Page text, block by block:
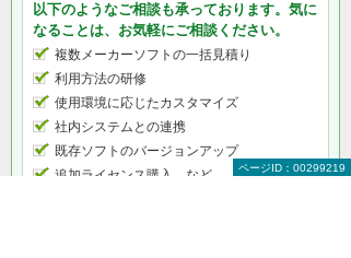
以下のようなご相談も承っております。気に
なることは、お気軽にご相談ください。
複数メーカーソフトの一括見積り
利用方法の研修
使用環境に応じたカスタマイズ
社内システムとの連携
既存ソフトのバージョンアップ
追加ライセンス購入 など
ページID：00299219